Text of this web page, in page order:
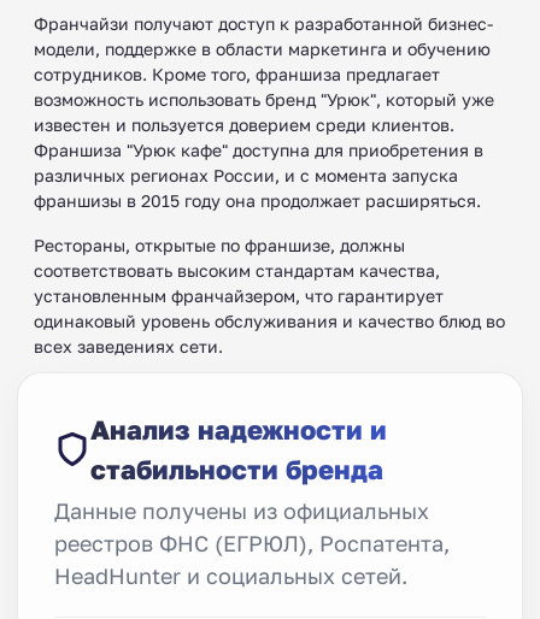
Франчайзи получают доступ к разработанной бизнес-
модели, поддержке в области маркетинга и обучению
сотрудников. Кроме того, франшиза предлагает
возможность использовать бренд "Урюк", который уже
известен и пользуется доверием среди клиентов.
Франшиза "Урюк кафе" доступна для приобретения в
различных регионах России, и с момента запуска
франшизы в 2015 году она продолжает расширяться.
Рестораны, открытые по франшизе, должны
соответствовать высоким стандартам качества,
установленным франчайзером, что гарантирует
одинаковый уровень обслуживания и качество блюд во
всех заведениях сети.
Анализ надежности и
стабильности бренда
Данные получены из официальных
реестров ФНС (ЕГРЮЛ), Роспатента,
HeadHunter и социальных сетей.